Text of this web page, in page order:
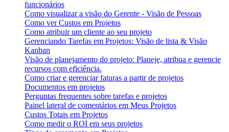
funcionários
Como visualizar a visão do Gerente - Visão de Pessoas
Como ver Custos em Projetos
Como atribuir um cliente ao seu projeto
Gerenciando Tarefas em Projetos: Visão de lista & Visão
Kanban
Visão de planejamento do projeto: Planeje, atribua e gerencie
recursos com eficiência.
Como criar e gerenciar faturas a partir de projetos
Documentos em projetos
Perguntas frequentes sobre tarefas e projetos
Painel lateral de comentários em Meus Projetos
Custos Totais em Projetos
Como medir o ROI em seus projetos